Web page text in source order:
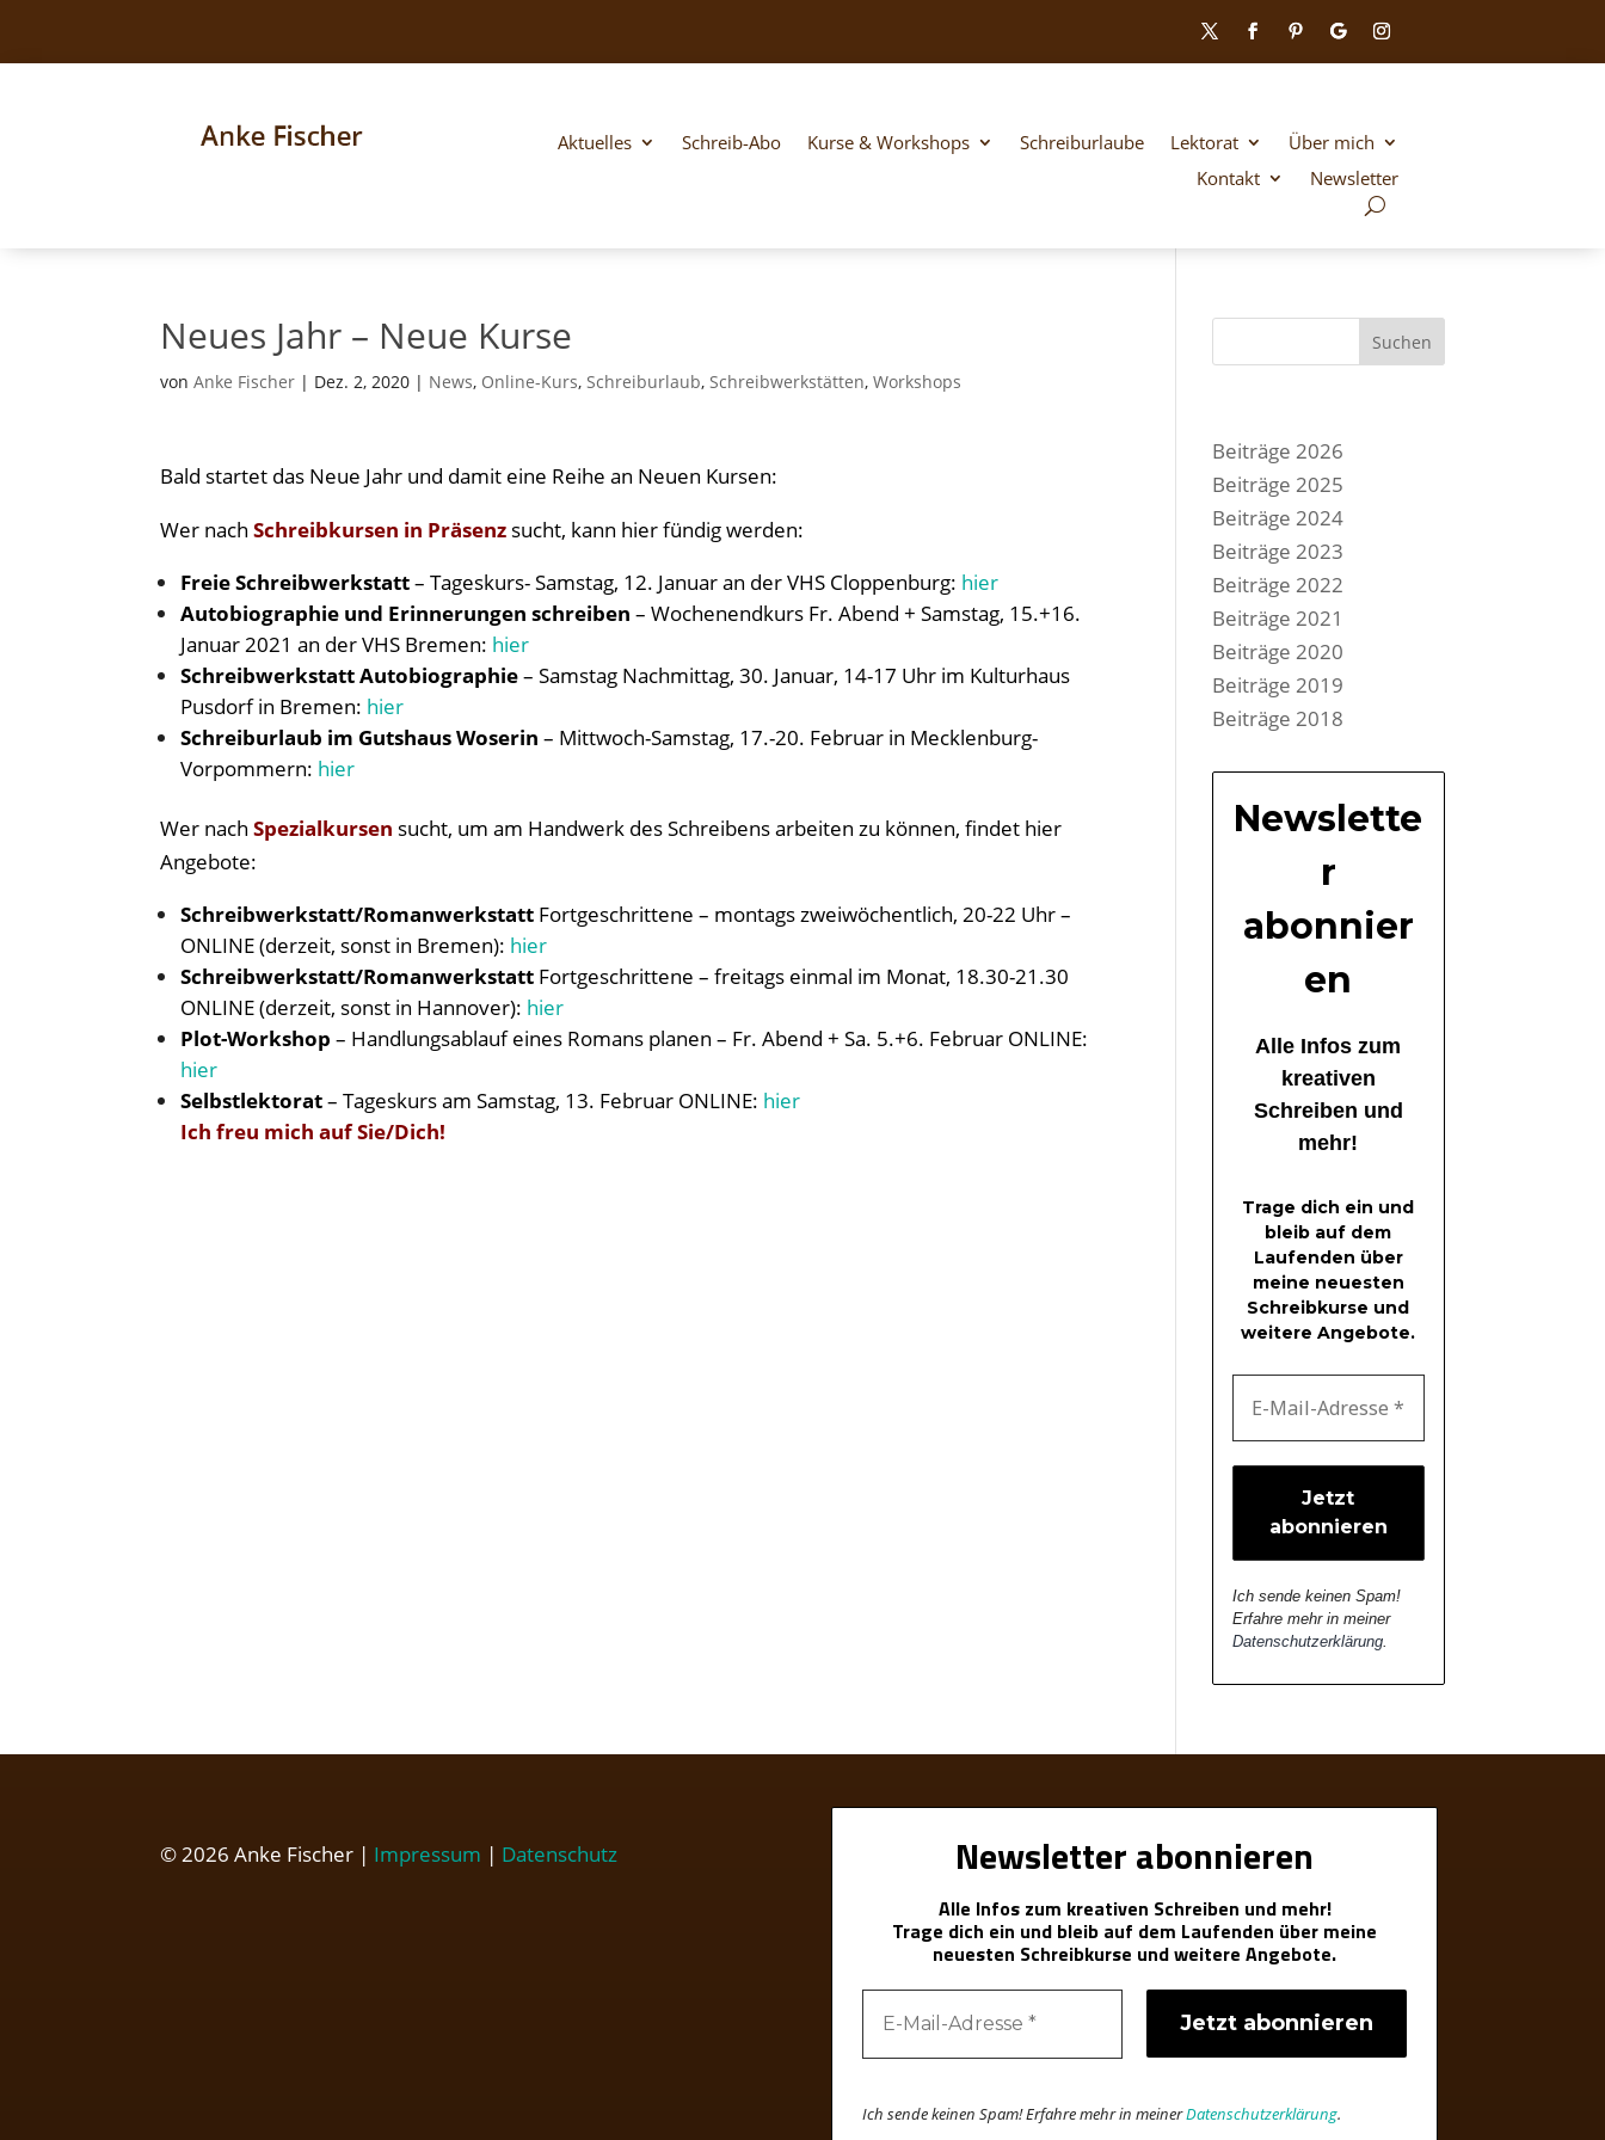
Aktuelles Schreib-Abo Kurse & Workshops Schreiburlaube Lektorat
Über mich
Kontakt
Newsletter
Neues Jahr – Neue Kurse
vonAnke Fischer | Dez. 2, 2020 | News, Online-Kurs,Schreiburlaub,Schreibwerkstätten,Workshops
Bald startet das Neue Jahr und damit eine Reihe an Neuen Kursen:
Wer nachSchreibkursen in Präsenz sucht, kann hier fündig werden:
Freie Schreibwerkstatt– Tageskurs- Samstag, 12. Januar an der VHS Cloppenburg: hier
Autobiographie und Erinnerungen schreiben – Wochenendkurs Fr. Abend + Samstag, 15.+16.
Januar 2021 an der VHS Bremen: hier
Schreibwerkstatt Autobiographie– Samstag Nachmittag, 30. Januar, 14-17 Uhr im Kulturhaus
Pusdorf in Bremen: hier
Schreiburlaub im Gutshaus Woserin – Mittwoch-Samstag, 17.-20. Februar in Mecklenburg-
Vorpommern: hier
Wer nachSpezialkursen sucht, um am Handwerk des Schreibens arbeiten zu können, findet hier
Angebote:
Schreibwerkstatt/Romanwerkstatt Fortgeschrittene – montags zweiwöchentlich, 20-22 Uhr –
ONLINE (derzeit, sonst in Bremen): hier
Schreibwerkstatt/Romanwerkstatt Fortgeschrittene – freitags einmal im Monat, 18.30-21.30
ONLINE (derzeit, sonst in Hannover): hier
Plot-Workshop – Handlungsablauf eines Romans planen – Fr. Abend + Sa. 5.+6. Februar ONLINE:
hier
Selbstlektorat– Tageskurs am Samstag, 13. Februar ONLINE: hier
Ich freu mich auf Sie/Dich!
Suchen
Beiträge 2026
Beiträge 2025
Beiträge 2024
Beiträge 2023
Beiträge 2022
Beiträge 2021
Beiträge 2020
Beiträge 2019
Beiträge 2018
Newslette
r
abonnier
en
Alle Infos zum
kreativen
Schreiben und
mehr!
Trage dich ein und
bleib auf dem
Laufenden über
meine neuesten
Schreibkurse und
weitere Angebote.
Ich sende keinen Spam!
Erfahre mehr in meiner
Datenschutzerklärung.
© 2026 Anke Fischer | Impressum | Datenschutz Newsletter abonnieren
Alle Infos zum kreativen Schreiben und mehr!
Trage dich ein und bleib auf dem Laufenden über meine
neuesten Schreibkurse und weitere Angebote.
Ich sende keinen Spam! Erfahre mehr in meinerDatenschutzerklärung.